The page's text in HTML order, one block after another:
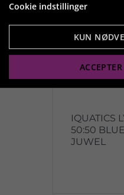
IQUATICS
50:50
JUWEL
Cookie indstillinger
KUN